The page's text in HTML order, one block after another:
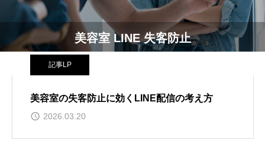
美容室 LINE 失客防止
記事LP
美容室の失客防止に効くLINE配信の考え方
2026.03.20